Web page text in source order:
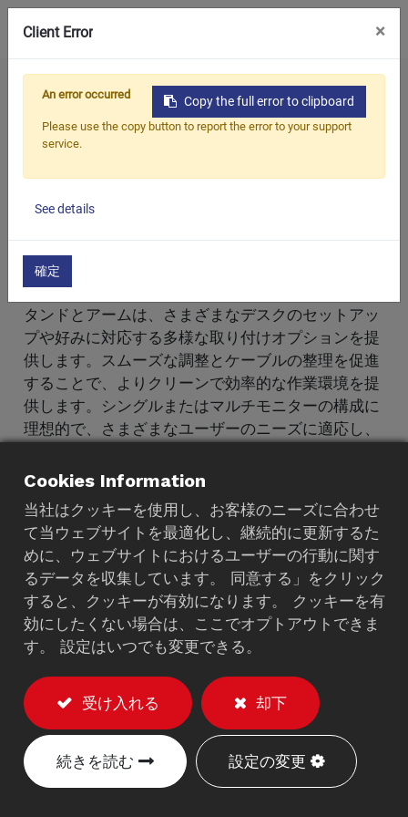
モニターアーム/スタンドとは？
モニターアーム/スタンドは、ワークスペースのエ
ルゴノミクスを向上させ、生産性を高めるための重
ーの位置を簡単に調整できるようにし、より良い姿
勢を促進し、身体的負担を軽減します。これらのス
タンドとアームは、さまざまなデスクのセットアッ
プや好みに対応する多様な取り付けオプションを提
供します。スムーズな調整とケーブルの整理を促進
することで、よりクリーンで効率的な作業環境を提
供します。シングルまたはマルチモニターの構成に
理想的で、さまざまなユーザーのニーズに適応し、
ホーム 製品 モニターアーム/スタンド
Cookies Information
当社はクッキーを使用し、お客様のニーズに合わせ
て当ウェブサイトを最適化し、継続的に更新するた
めに、ウェブサイトにおけるユーザーの行動に関す
るデータを収集しています。 同意する」をクリック
すると、クッキーが有効になります。 クッキーを有
効にしたくない場合は、ここでオプトアウトできま
す。 設定はいつでも変更できる。
受け入れる 却下
続きを読む 設定の変更
Client Error ×
Copy the full error to clipboard
An error occurred
Please use the copy button to report the error to your support
service.
See details
確定